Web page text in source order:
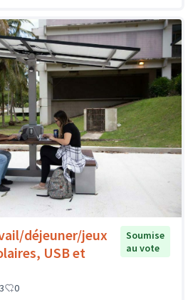
déjeuner/jeux
USB et
Soumise
au vote
3 0